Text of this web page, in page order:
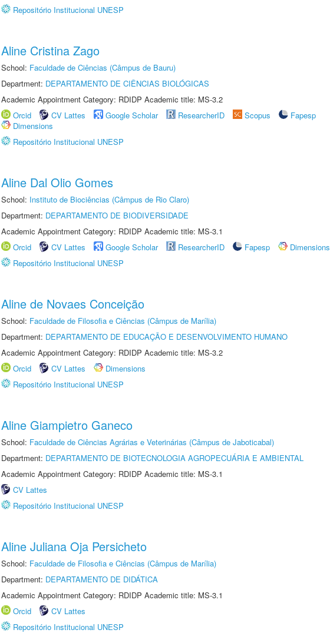
Repositório Institucional UNESP
Aline Cristina Zago
School: Faculdade de Ciências (Câmpus de Bauru)
Department: DEPARTAMENTO DE CIÊNCIAS BIOLÓGICAS
Academic Appointment Category: RDIDP Academic title: MS-3.2
Orcid
CV Lattes Google Scholar ResearcherID Scopus
Fapesp
Dimensions
Repositório Institucional UNESP
Aline Dal Olio Gomes
School: Instituto de Biociências (Câmpus de Rio Claro)
Department: DEPARTAMENTO DE BIODIVERSIDADE
Academic Appointment Category: RDIDP Academic title: MS-3.1
Orcid
CV Lattes Google Scholar ResearcherID Fapesp
Dimensions
Repositório Institucional UNESP
Aline de Novaes Conceição
School: Faculdade de Filosofia e Ciências (Câmpus de Marília)
Department: DEPARTAMENTO DE EDUCAÇÃO E DESENVOLVIMENTO HUMANO
Academic Appointment Category: RDIDP Academic title: MS-3.2
Orcid
CV Lattes
Dimensions
Repositório Institucional UNESP
Aline Giampietro Ganeco
School: Faculdade de Ciências Agrárias e Veterinárias (Câmpus de Jaboticabal)
Department: DEPARTAMENTO DE BIOTECNOLOGIA AGROPECUÁRIA E AMBIENTAL
Academic Appointment Category: RDIDP Academic title: MS-3.1
CV Lattes
Repositório Institucional UNESP
Aline Juliana Oja Persicheto
School: Faculdade de Filosofia e Ciências (Câmpus de Marília)
Department: DEPARTAMENTO DE DIDÁTICA
Academic Appointment Category: RDIDP Academic title: MS-3.1
Orcid
CV Lattes
Repositório Institucional UNESP